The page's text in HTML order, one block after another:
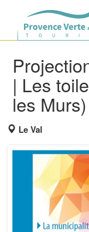
| Les
les Murs)
Le Val